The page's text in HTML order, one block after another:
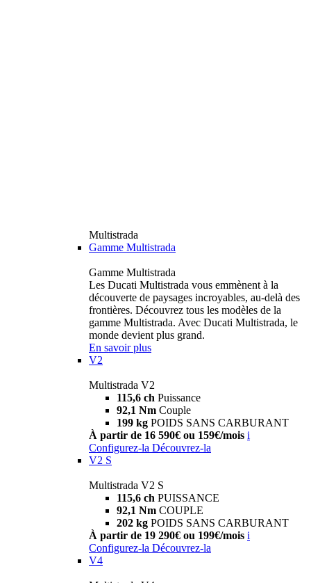
Multistrada
Gamme Multistrada
Gamme Multistrada
Les Ducati Multistrada vous emmènent à la
découverte de paysages incroyables, au-delà des
frontières. Découvrez tous les modèles de la
gamme Multistrada. Avec Ducati Multistrada, le
monde devient plus grand.
En savoir plus
V2
Multistrada V2
115,6 ch Puissance
92,1 Nm Couple
199 kg POIDS SANS CARBURANT
À partir de 16 590€ ou 159€/mois i
Configurez-la Découvrez-la
V2 S
Multistrada V2 S
115,6 ch PUISSANCE
92,1 Nm COUPLE
202 kg POIDS SANS CARBURANT
À partir de 19 290€ ou 199€/mois i
Configurez-la Découvrez-la
V4